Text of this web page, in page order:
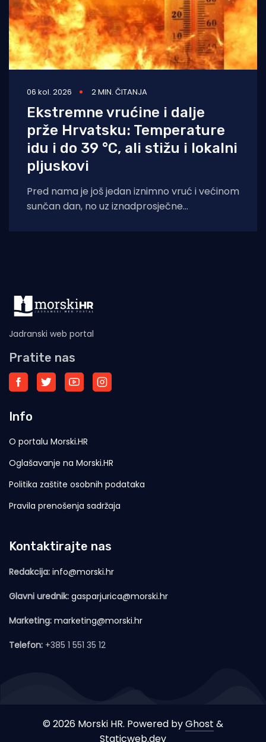
06 kol. 2026 2 MIN. ČITANJA
Ekstremne vrućine i dalje
prže Hrvatsku: Temperature
idu i do 39 °C, ali stižu i lokalni
pljuskovi
Pred nama je još jedan iznimno vruć i većinom
sunčan dan, no uz iznadprosječne
Jadranski web portal
Pratite nas
Info
O portalu Morski.HR
Oglašavanje na Morski.HR
Politika zaštite osobnih podataka
Pravila prenošenja sadržaja
Kontaktirajte nas
Redakcija: info@morski.hr
Glavni urednik: gasparjurica@morski.hr
Marketing: marketing@morski.hr
Telefon: +385 1 551 35 12
© 2026 Morski HR. Powered byGhost &
Staticweb.dev